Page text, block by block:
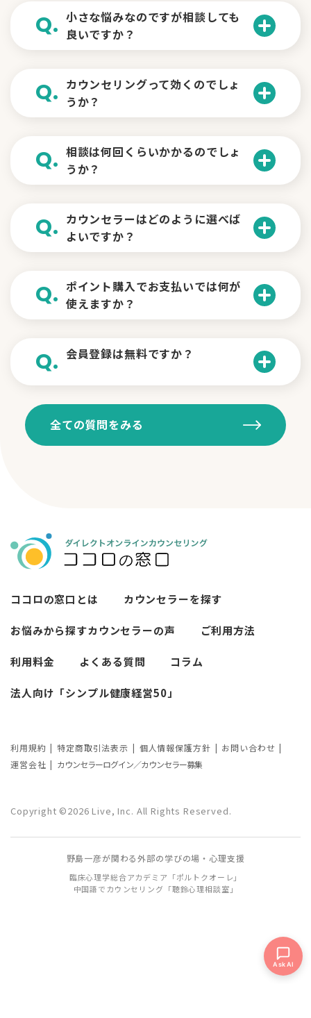
A.
ココロの窓口で初めてカウンセリン
グを受けられた方が、カウンセラーとの
ントを返還する制度です（お一人様1回
限り）。なお、返還されるポイントは、
実際にご利用いただいたポイントの範囲
す。
※ 詳しくはこちらのページをご覧ください ≫「 満
足保証制度とは」
Q. 小さな悩みなのですが相談しても
良いですか？
A.
もちろんです。
カウンセラーは相談のプロなので、小さ
Q. カウンセリングって効くのでしょ
うか？
A.
カウンセリングとは「相談のプロに
悩みを話す」ことです。
れない苦しみから開放されたりします。
また、事実は変えられなくても、問題の
捉え方が変わり、生きやすくなったりし
Q. 相談は何回くらいかかるのでしょ
うか？
A.
ご自身がどれだけ話をしたいかによ
って様々です。
けますので、「今日は10分だけ相談しよ
う」というような利用ができます。
Q. カウンセラーはどのように選べば
よいですか？
A.
まずはカウンセラーの得意分野を基
準にお選び下さい。
いろいろなカウンセラーを試してみるの
もお勧めです。
Q. ポイント購入でお支払いでは何が
使えますか？
A.
クレジットカードと銀行振込がご利
Q. 会員登録は無料ですか？
A. 会員登録は無料です。
キャンペーン期間なら無料のお試しポイ
全ての質問をみる
ココロの窓口とは カウンセラーを探す
お悩みから探すカウンセラーの声 ご利用方法
利用料金 よくある質問 コラム
法人向け「シンプル健康経営50」
Copyright ©2026 Live, Inc. All Rights Reserved.
利用規約 特定商取引法表示 個人情報保護方針
お問い合わせ
運営会社
カウンセラーログイン／カウンセラー募集
野島一彦が関わる外部の学びの場・心理支援
臨床心理学総合アカデミア「ポルトクオーレ」
中国語でカウンセリング「聴鈴心理相談室」
Ask AI